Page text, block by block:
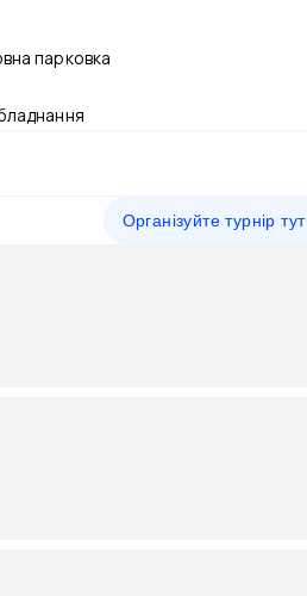
парковка
Організуйте турнір тут